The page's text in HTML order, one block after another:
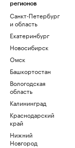
регионов
Санкт-Петербург
и область
Екатеринбург
Новосибирск
Омск
Башкортостан
Вологодская
область
Калининград
Краснодарский
край
Нижний
Новгород